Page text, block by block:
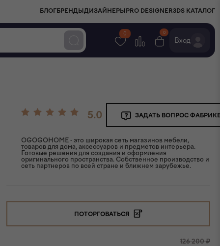
БЛОГ БРЕНДЫ ДИЗАЙНЕРЫ PRO DESIGNER3DS КАТАЛОГ
0 0
Вход
5.0 ЗАДАТЬ ВОПРОС
OGOGOHOME - это широкая сеть магазинов мебели,
товаров для дома, аксессуаров и предметов интерьера.
Готовые решения для создания и оформления
оригинального пространства. Собственное производство и
сеть партнеров по всей стране и ближнем зарубежье.
ПОТОРГОВАТЬСЯ
126 200₽